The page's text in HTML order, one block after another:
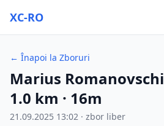
XC-RO
← Înapoi la Zboruri
Marius Romanovschi
1.0 km · 16m
21.09.2025 13:02 · zbor liber